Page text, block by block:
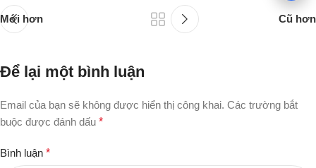
Mới hơn Cũ hơn
Để lại một bình luận
Email của bạn sẽ không được hiển thị công khai. Các trường bắt
buộc được đánh dấu *
Bình luận *